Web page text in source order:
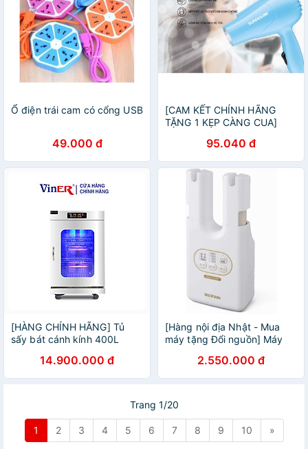
Ổ điện trái cam có cổng USB
49.000 đ
[CAM KẾT CHÍNH HÃNG
TẶNG 1 KẸP CÀNG CUA]
95.040 đ
[HÀNG CHÍNH HÃNG] Tủ
sấy bát cánh kính 400L
14.900.000 đ
[Hàng nội địa Nhật - Mua
máy tặng Đổi nguồn] Máy
Ohyama màu trắng
2.550.000 đ
Trang 1/20
1 2 3 4 5 6 7 8 9 10 »